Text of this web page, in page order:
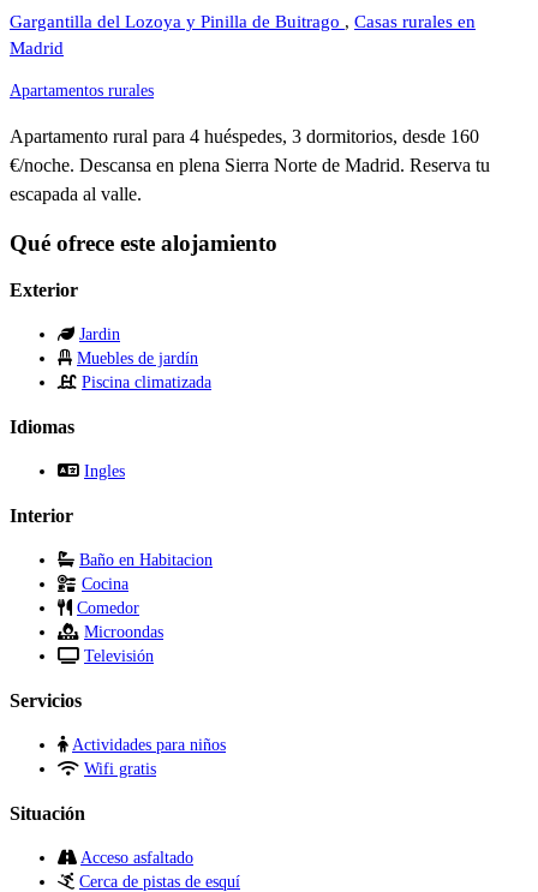
Gargantilla del Lozoya y Pinilla de Buitrago , Casas rurales en
Madrid
Apartamentos rurales
Apartamento rural para 4 huéspedes, 3 dormitorios, desde 160
€/noche. Descansa en plena Sierra Norte de Madrid. Reserva tu
escapada al valle.
Qué ofrece este alojamiento
Exterior
Jardin
Muebles de jardín
Piscina climatizada
Idiomas
Ingles
Interior
Baño en Habitacion
Cocina
Comedor
Microondas
Televisión
Servicios
Actividades para niños
Wifi gratis
Situación
Acceso asfaltado
Cerca de pistas de esquí